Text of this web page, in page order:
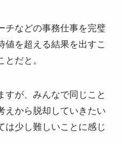
チなどの事務仕事を完璧
値を超える結果を出すこ
だと。
すが、みんなで同じこと
えから脱却していきたい
は少し難しいことに感じ